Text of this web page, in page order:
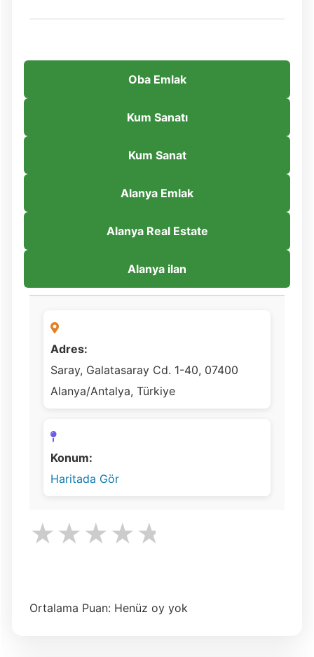
Oba Emlak
Kum Sanatı
Kum Sanat
Alanya Emlak
Alanya Real Estate
Alanya ilan
Adres:
Saray, Galatasaray Cd. 1-40, 07400
Alanya/Antalya, Türkiye
Konum:
Haritada Gör
★ ★★★
Ortalama Puan: Henüz oy yok